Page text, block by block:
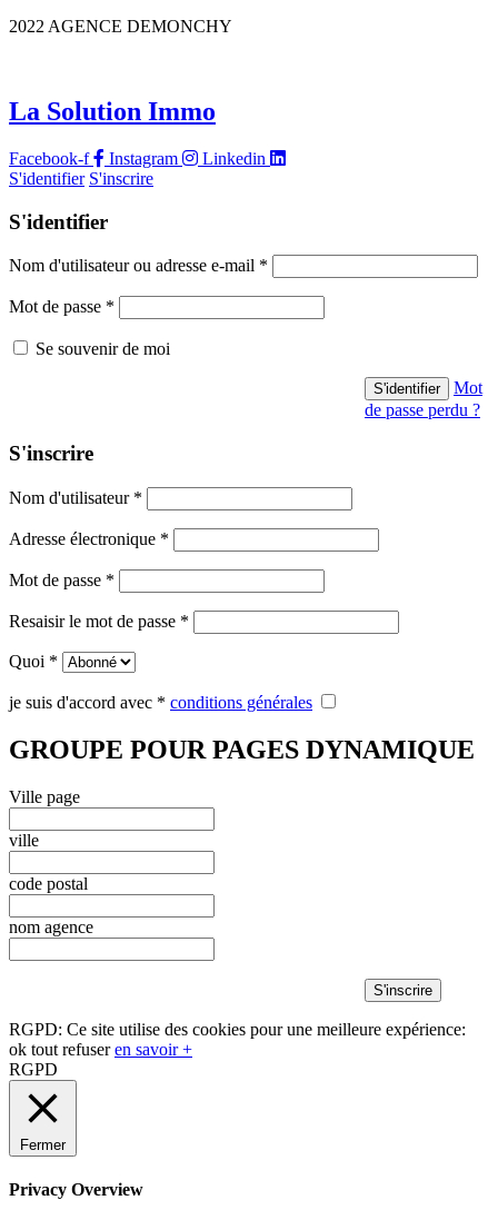
2022 AGENCE DEMONCHY
La Solution Immo
Facebook-f Instagram
Linkedin
S'identifier S'inscrire
S'identifier
Nom d'utilisateur ou adresse e-mail *
Mot de passe *
Se souvenir de moi
Mot
de passe perdu ?
S'inscrire
Nom d'utilisateur *
Adresse électronique *
Mot de passe *
Resaisir le mot de passe *
Quoi *
je suis d'accord avec * conditions générales
GROUPE POUR PAGES DYNAMIQUE
Ville page
ville
code postal
nom agence
RGPD: Ce site utilise des cookies pour une meilleure expérience:
ok tout refuser en savoir +
RGPD
Fermer
Privacy Overview